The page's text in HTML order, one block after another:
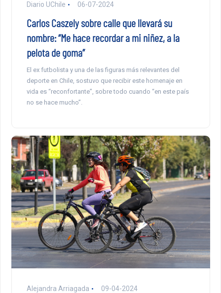
Diario UChile 06-07-2024
Carlos Caszely sobre calle que llevará su
nombre: “Me hace recordar a mi niñez, a la
pelota de goma”
El ex futbolista y una de las figuras más relevantes del
deporte en Chile, sostuvo que recibir este homenaje en
vida es “reconfortante”, sobre todo cuando “en este país
no se hace mucho”.
Alejandra Arriagada 09-04-2024